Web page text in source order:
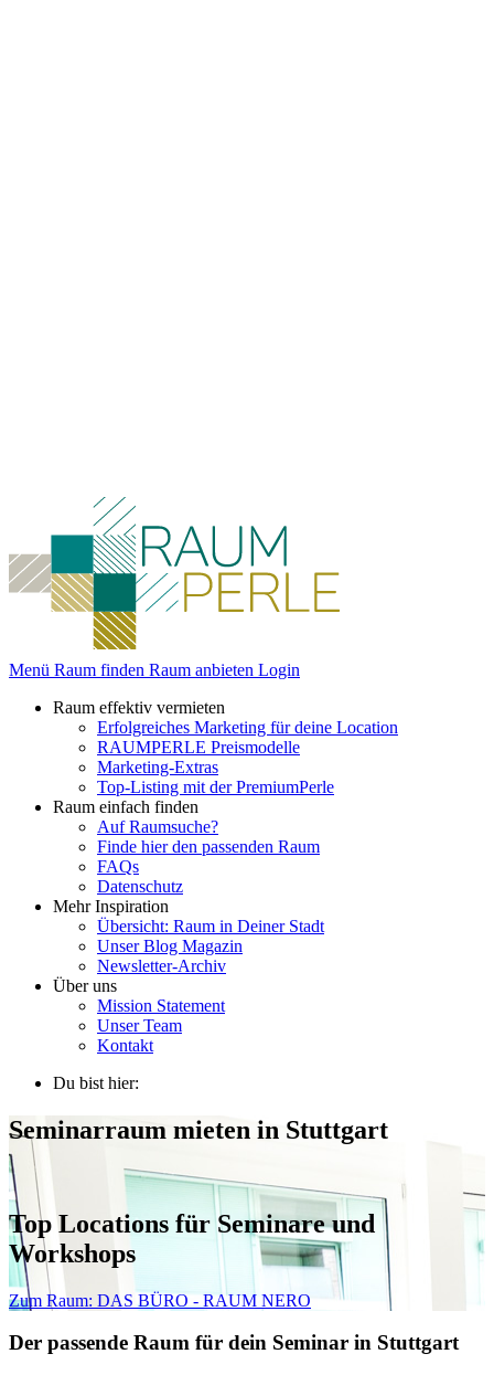
Menü Raum finden Raum anbieten Login
Raum effektiv vermieten
Erfolgreiches Marketing für deine Location
RAUMPERLE Preismodelle
Marketing-Extras
Top-Listing mit der PremiumPerle
Raum einfach finden
Auf Raumsuche?
Finde hier den passenden Raum
FAQs
Datenschutz
Mehr Inspiration
Übersicht: Raum in Deiner Stadt
Unser Blog Magazin
Newsletter-Archiv
Über uns
Mission Statement
Unser Team
Kontakt
Du bist hier:
Seminarraum mieten in Stuttgart
Top Locations für Seminare und
Workshops
Zum Raum: DAS BÜRO - RAUM NERO
Der passende Raum für dein Seminar in Stuttgart